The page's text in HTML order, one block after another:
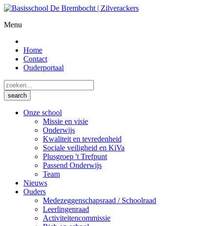
Menu
Home
Contact
Ouderportaal
Onze school
Missie en visie
Onderwijs
Kwaliteit en tevredenheid
Sociale veiligheid en KiVa
Plusgroep 't Trefpunt
Passend Onderwijs
Team
Nieuws
Ouders
Medezeggenschapsraad / Schoolraad
Leerlingenraad
Activiteitencommissie